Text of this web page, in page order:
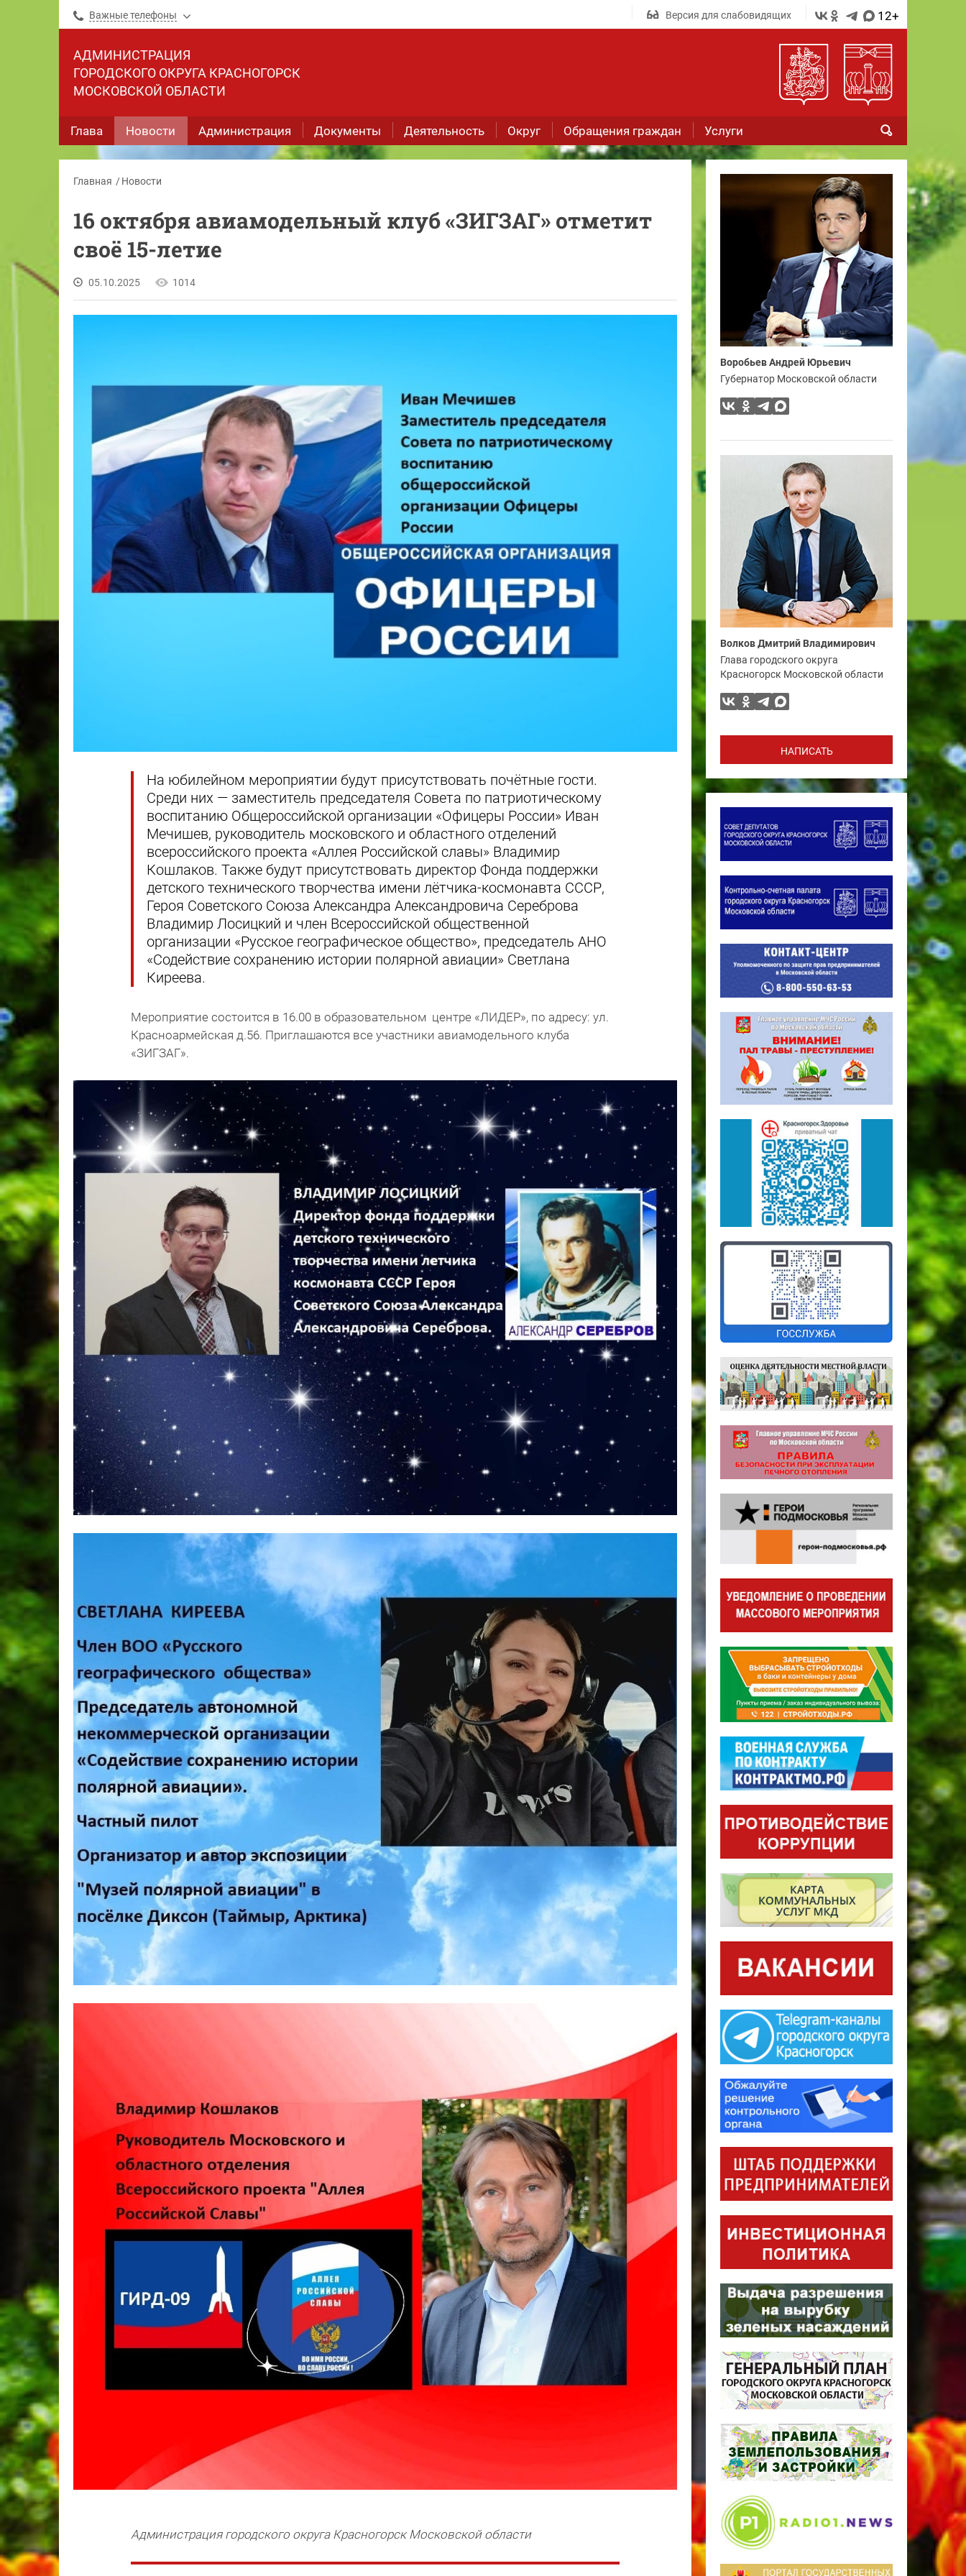
Важные телефоны Версия для слабовидящих 12+
АДМИНИСТРАЦИЯ
ГОРОДСКОГО ОКРУГА КРАСНОГОРСК
МОСКОВСКОЙ ОБЛАСТИ
Глава Новости Администрация Документы Деятельность Округ Обращения граждан Услуги
Главная Новости
16 октября авиамодельный клуб «ЗИГЗАГ» отметит
своё 15-летие
05.10.2025 1014
На юбилейном мероприятии будут присутствовать почётные гости.
Среди них — заместитель председателя Совета по патриотическому
воспитанию Общероссийской организации «Офицеры России» Иван
Мечишев, руководитель московского и областного отделений
всероссийского проекта «Аллея Российской славы» Владимир
Кошлаков. Также будут присутствовать директор Фонда поддержки
детского технического творчества имени лётчика-космонавта СССР,
Героя Советского Союза Александра Александровича Сереброва
Владимир Лосицкий и член Всероссийской общественной
организации «Русское географическое общество», председатель АНО
«Содействие сохранению истории полярной авиации» Светлана
Киреева.
Мероприятие состоится в 16.00 в образовательном центре «ЛИДЕР», по адресу: ул.
Красноармейская д.56. Приглашаются все участники авиамодельного клуба
«ЗИГЗАГ».
Администрация городского округа Красногорск Московской области
Воробьев Андрей Юрьевич
Губернатор Московской области
Волков Дмитрий Владимирович
Глава городского округа
Красногорск Московской области
НАПИСАТЬ